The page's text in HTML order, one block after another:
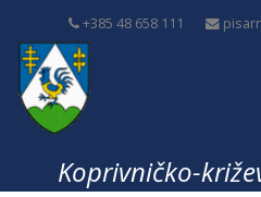
+385 48 658 111
Koprivničko-